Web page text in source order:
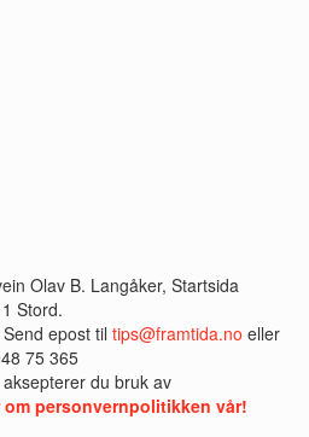
Olav B. Langåker, Startsida
Stord.
Send epost til tips@framtida.no eller
75 365
du bruk av
om personvernpolitikken vår!